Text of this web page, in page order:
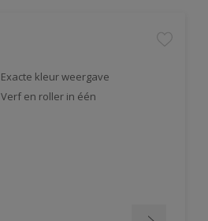
Exacte kleur weergave
Verf en roller in één